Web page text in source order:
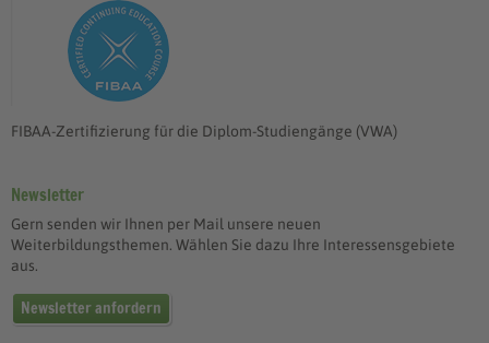
FIBAA-Zertifizierung für die Diplom-Studiengänge (VWA)
Newsletter
Gern senden wir Ihnen per Mail unsere neuen
Weiterbildungsthemen. Wählen Sie dazu Ihre Interessensgebiete
aus.
Newsletter anfordern